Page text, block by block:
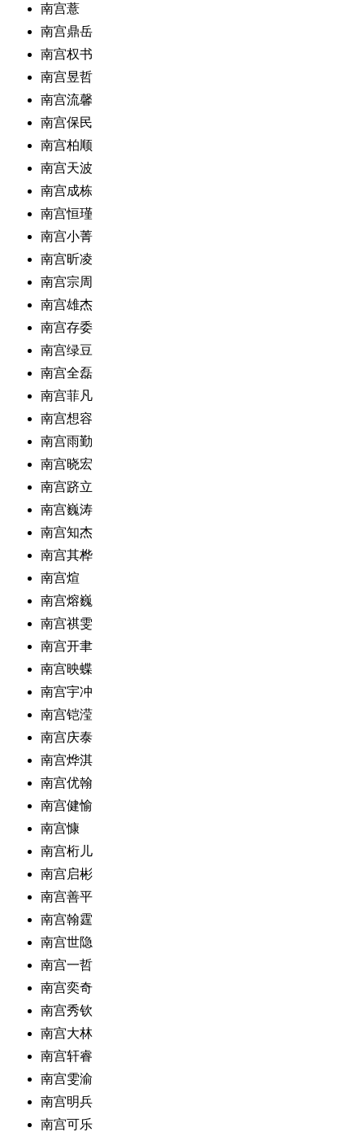
南宫薏
南宫鼎岳
南宫权书
南宫昱哲
南宫流馨
南宫保民
南宫柏顺
南宫天波
南宫成栋
南宫恒瑾
南宫小菁
南宫昕凌
南宫宗周
南宫雄杰
南宫存委
南宫绿豆
南宫全磊
南宫菲凡
南宫想容
南宫雨勤
南宫晓宏
南宫跻立
南宫巍涛
南宫知杰
南宫其桦
南宫煊
南宫熔巍
南宫祺雯
南宫开聿
南宫映蝶
南宫宇冲
南宫铠滢
南宫庆泰
南宫烨淇
南宫优翰
南宫健愉
南宫慷
南宫桁儿
南宫启彬
南宫善平
南宫翰霆
南宫世隐
南宫一哲
南宫奕奇
南宫秀钦
南宫大林
南宫轩睿
南宫雯渝
南宫明兵
南宫可乐